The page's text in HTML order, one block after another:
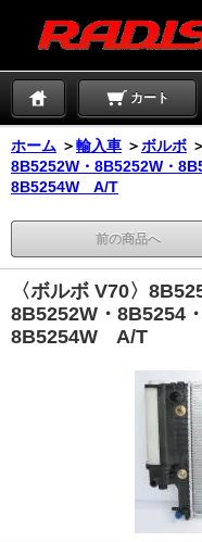
カート
ホーム ＞輸入車 ＞ボルボ ＞
8B5252W・8B5252W・
8B5254W A/T
前の商品へ
〈ボルボ V70〉
8B5252W・8B5254
8B5254W A/T